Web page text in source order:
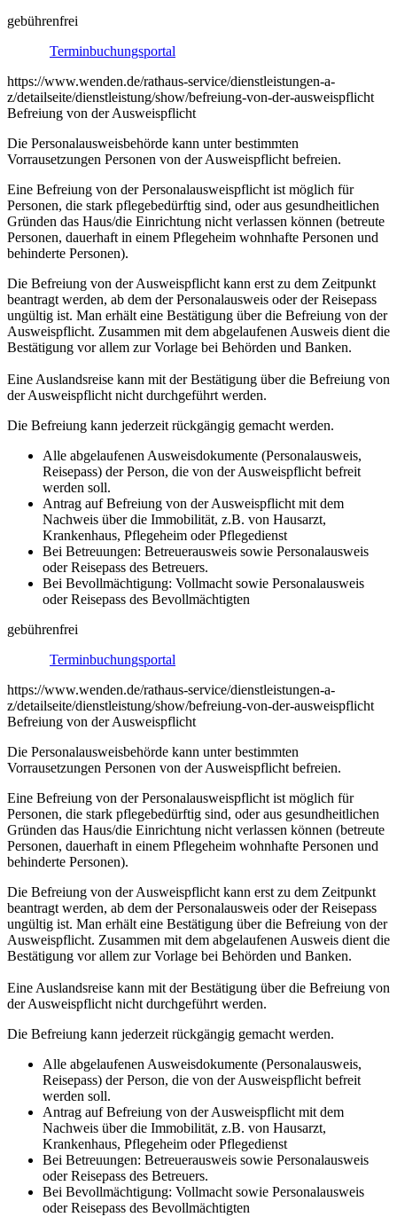
gebührenfrei
Terminbuchungsportal
https://www.wenden.de/rathaus-service/dienstleistungen-a-
z/detailseite/dienstleistung/show/befreiung-von-der-ausweispflicht
Befreiung von der Ausweispflicht
Die Personalausweisbehörde kann unter bestimmten
Vorrausetzungen Personen von der Ausweispflicht befreien.
Eine Befreiung von der Personalausweispflicht ist möglich für
Personen, die stark pflegebedürftig sind, oder aus gesundheitlichen
Gründen das Haus/die Einrichtung nicht verlassen können (betreute
Personen, dauerhaft in einem Pflegeheim wohnhafte Personen und
behinderte Personen).
Die Befreiung von der Ausweispflicht kann erst zu dem Zeitpunkt
beantragt werden, ab dem der Personalausweis oder der Reisepass
ungültig ist. Man erhält eine Bestätigung über die Befreiung von der
Ausweispflicht. Zusammen mit dem abgelaufenen Ausweis dient die
Bestätigung vor allem zur Vorlage bei Behörden und Banken.
Eine Auslandsreise kann mit der Bestätigung über die Befreiung von
der Ausweispflicht nicht durchgeführt werden.
Die Befreiung kann jederzeit rückgängig gemacht werden.
Alle abgelaufenen Ausweisdokumente (Personalausweis,
Reisepass) der Person, die von der Ausweispflicht befreit
werden soll.
Antrag auf Befreiung von der Ausweispflicht mit dem
Nachweis über die Immobilität, z.B. von Hausarzt,
Krankenhaus, Pflegeheim oder Pflegedienst
Bei Betreuungen: Betreuerausweis sowie Personalausweis
oder Reisepass des Betreuers.
Bei Bevollmächtigung: Vollmacht sowie Personalausweis
oder Reisepass des Bevollmächtigten
gebührenfrei
Terminbuchungsportal
https://www.wenden.de/rathaus-service/dienstleistungen-a-
z/detailseite/dienstleistung/show/befreiung-von-der-ausweispflicht
Befreiung von der Ausweispflicht
Die Personalausweisbehörde kann unter bestimmten
Vorrausetzungen Personen von der Ausweispflicht befreien.
Eine Befreiung von der Personalausweispflicht ist möglich für
Personen, die stark pflegebedürftig sind, oder aus gesundheitlichen
Gründen das Haus/die Einrichtung nicht verlassen können (betreute
Personen, dauerhaft in einem Pflegeheim wohnhafte Personen und
behinderte Personen).
Die Befreiung von der Ausweispflicht kann erst zu dem Zeitpunkt
beantragt werden, ab dem der Personalausweis oder der Reisepass
ungültig ist. Man erhält eine Bestätigung über die Befreiung von der
Ausweispflicht. Zusammen mit dem abgelaufenen Ausweis dient die
Bestätigung vor allem zur Vorlage bei Behörden und Banken.
Eine Auslandsreise kann mit der Bestätigung über die Befreiung von
der Ausweispflicht nicht durchgeführt werden.
Die Befreiung kann jederzeit rückgängig gemacht werden.
Alle abgelaufenen Ausweisdokumente (Personalausweis,
Reisepass) der Person, die von der Ausweispflicht befreit
werden soll.
Antrag auf Befreiung von der Ausweispflicht mit dem
Nachweis über die Immobilität, z.B. von Hausarzt,
Krankenhaus, Pflegeheim oder Pflegedienst
Bei Betreuungen: Betreuerausweis sowie Personalausweis
oder Reisepass des Betreuers.
Bei Bevollmächtigung: Vollmacht sowie Personalausweis
oder Reisepass des Bevollmächtigten